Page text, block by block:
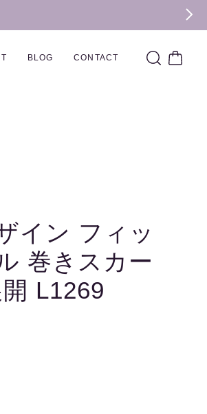
BLOG CONTACT
イン フィッ
巻きスカー
L1269